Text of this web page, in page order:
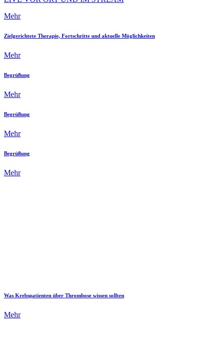
Mehr
Zielgerichtete Therapie, Fortschritte und aktuelle Möglichkeiten
Mehr
Begrüßung
Mehr
Begrüßung
Mehr
Begrüßung
Mehr
Was Krebspatienten über Thrombose wissen sollten
Mehr